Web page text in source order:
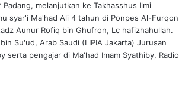
melanjutkan ke Takhasshus Ilmi
syar'i Ma'had Ali 4 tahun di Ponpes Al-Furqon
Aunur Rofiq bin Ghufron, Lc hafizhahullah.
Su'ud, Arab Saudi (LIPIA Jakarta) Jurusan
serta pengajar di Ma'had Imam Syathiby, Radio